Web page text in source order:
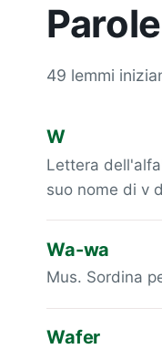
49 lemmi
W
Lettera
suo nome di v
Wa-wa
Mus. Sordina
Wafer